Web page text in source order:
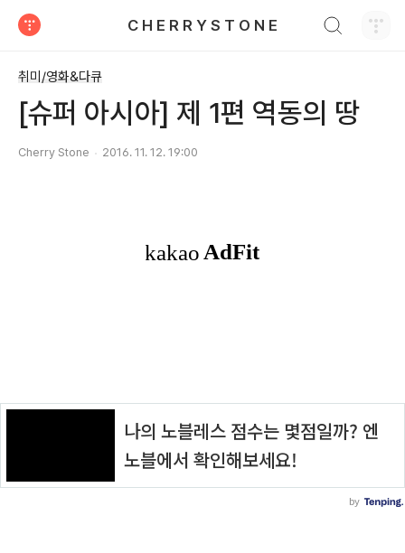
C H E R R Y S T O N E
취미/영화&다큐
[슈퍼 아시아] 제 1편 역동의 땅
Cherry Stone 2016. 11. 12. 19:00